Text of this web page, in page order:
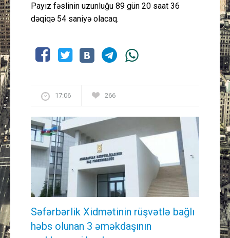
Payız fəslinin uzunluğu 89 gün 20 saat 36
dəqiqə 54 saniyə olacaq.
17:06 266
Səfərbərlik Xidmətinin rüşvətlə bağlı
həbs olunan 3 əməkdaşının